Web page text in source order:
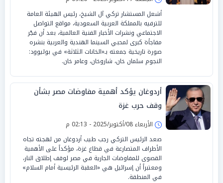
أشعل المستشار تركي آل الشيخ، رئيس الهيئة العامة
للترفيه بالمملكة العربية السعودية، مواقع التواصل
الاجتماعي ونشرات الأخبار الفنية العالمية، بعد أن فجّر
مفاجأة كبرى لمحبي السينما الهندية والعربية بنشره
صورة تاريخية جمعته بـ«الخانات الثلاثة» في بوليوود:
النجوم سلمان خان، شاروخان، وعامر خان.
أردوغان يؤكد أهمية مفاوضات مصر بشأن
وقف حرب غزة
الأربعاء 08/أكتوبر/2025 - 02:13 م
صعد الرئيس التركي رجب طيب أردوغان من لهجته تجاه
الأطراف المتصارعة في قطاع غزة، مؤكداً على الأهمية
القصوى للمفاوضات الجارية في مصر لوقف إطلاق النار،
ومعتبراً أن إسرائيل هي «العقبة الرئيسية أمام السلام»
في المنطقة.